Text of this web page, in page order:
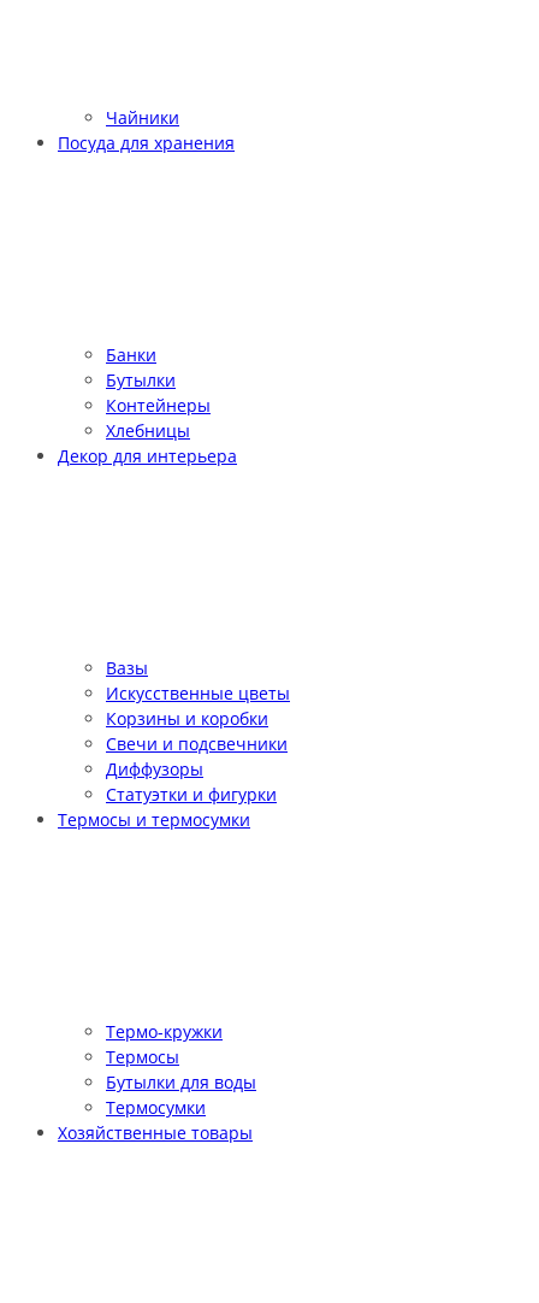
Чайники
Посуда для хранения
Банки
Бутылки
Контейнеры
Хлебницы
Декор для интерьера
Вазы
Искусственные цветы
Корзины и коробки
Свечи и подсвечники
Диффузоры
Статуэтки и фигурки
Термосы и термосумки
Термо-кружки
Термосы
Бутылки для воды
Термосумки
Хозяйственные товары